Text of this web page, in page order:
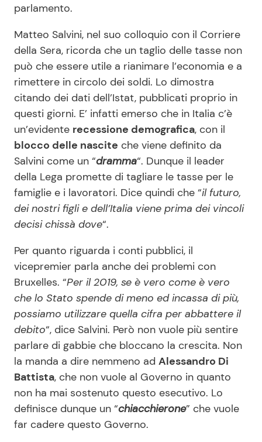
parlamento.
Matteo Salvini, nel suo colloquio con il Corriere
della Sera, ricorda che un taglio delle tasse non
può che essere utile a rianimare l’economia e a
rimettere in circolo dei soldi. Lo dimostra
citando dei dati dell’Istat, pubblicati proprio in
questi giorni. E’ infatti emerso che in Italia c’è
un’evidente recessione demografica, con il
blocco delle nascite che viene definito da
Salvini come un “dramma“. Dunque il leader
della Lega promette di tagliare le tasse per le
famiglie e i lavoratori. Dice quindi che “il futuro,
dei nostri figli e dell’Italia viene prima dei vincoli
decisi chissà dove“.
Per quanto riguarda i conti pubblici, il
vicepremier parla anche dei problemi con
Bruxelles. “Per il 2019, se è vero come è vero
che lo Stato spende di meno ed incassa di più,
possiamo utilizzare quella cifra per abbattere il
debito“, dice Salvini. Però non vuole più sentire
parlare di gabbie che bloccano la crescita. Non
la manda a dire nemmeno ad Alessandro Di
Battista, che non vuole al Governo in quanto
non ha mai sostenuto questo esecutivo. Lo
definisce dunque un “chiacchierone” che vuole
far cadere questo Governo.